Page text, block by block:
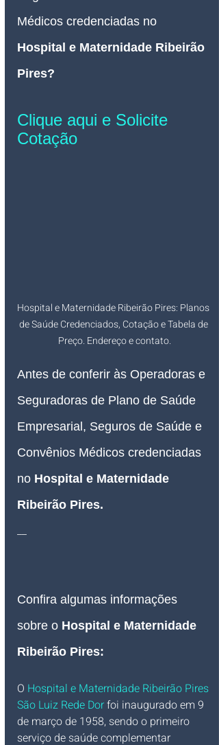
Médicos credenciadas no
Hospital e Maternidade Ribeirão
Pires?
Clique aqui e Solicite
Cotação
Hospital e Maternidade Ribeirão Pires: Planos
de Saúde Credenciados, Cotação e Tabela de
Preço. Endereço e contato.
Antes de conferir às Operadoras e
Seguradoras de Plano de Saúde
Empresarial, Seguros de Saúde e
Convênios Médicos credenciadas
no Hospital e Maternidade
Ribeirão Pires.
__
Confira algumas informações
sobre o Hospital e Maternidade
Ribeirão Pires:
O Hospital e Maternidade Ribeirão Pires
São Luiz Rede Dorfoi inaugurado em 9
de março de 1958, sendo o primeiro
serviço de saúde complementar